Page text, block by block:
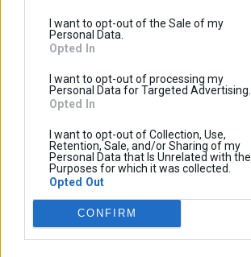
I want to opt-out of the Sale of my
Personal Data.
Opted In
I want to opt-out of processing my
Personal Data for Targeted Advertising.
Opted In
I want to opt-out of Collection, Use,
Retention, Sale, and/or Sharing of my
Personal Data that Is Unrelated with the
Purposes for which it was collected.
Opted Out
CONFIRM
Προβολείς LED
Βασική τιμή με ΦΠΑ:
Έκπτωση: